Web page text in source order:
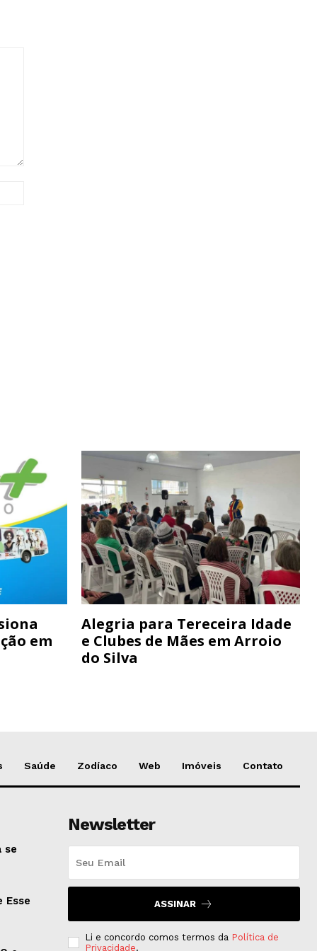
em
Alegria para Tereceira Idade
e Clubes de Mães em Arroio
do Silva
Saúde Zodíaco Web Imóveis Contato
se
Esse
Newsletter
ASSINAR
Li e concordo comos termos da Política de
Privacidade.